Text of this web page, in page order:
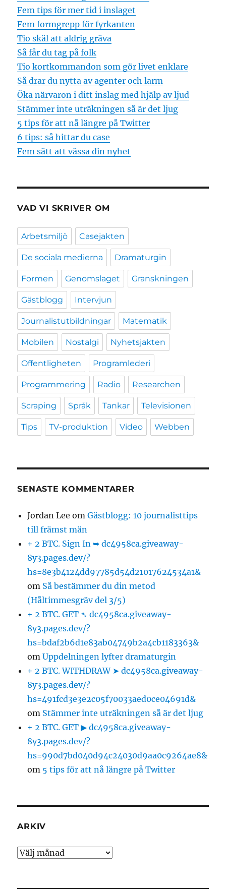
Fem tips för mer tid i inslaget
Fem formgrepp för fyrkanten
Tio skäl att aldrig gräva
Så får du tag på folk
Tio kortkommandon som gör livet enklare
Så drar du nytta av agenter och larm
Öka närvaron i ditt inslag med hjälp av ljud
Stämmer inte uträkningen så är det ljug
5 tips för att nå längre på Twitter
6 tips: så hittar du case
Fem sätt att vässa din nyhet
VAD VI SKRIVER OM
Arbetsmiljö Casejakten
De sociala medierna Dramaturgin
Formen Genomslaget Granskningen
Gästblogg Intervjun
Journalistutbildningar Matematik
Mobilen Nostalgi Nyhetsjakten
Offentligheten Programlederi
Programmering Radio Researchen
Scraping Språk Tankar Televisionen
Tips TV-produktion Video Webben
SENASTE KOMMENTARER
Jordan Lee omGästblogg: 10 journalisttips
till främst män
+ 2 BTC. Sign In ➥ dc4958ca.giveaway-
8y3.pages.dev/?
hs=8e3b4124dd97785d54d21017624534a1&
om Så bestämmer du din metod
(Håltimmesgräv del 3/5)
+ 2 BTC. GET ➴ dc4958ca.giveaway-
8y3.pages.dev/?
hs=bdaf2b6d1e83ab04749b2a4cb1183363&
omUppdelningen lyfter dramaturgin
+ 2 BTC. WITHDRAW ➤ dc4958ca.giveaway-
8y3.pages.dev/?
hs=491fcd3e3e2c05f70033aed0ce04691d&
om Stämmer inte uträkningen så är det ljug
+ 2 BTC. GET ▶ dc4958ca.giveaway-
8y3.pages.dev/?
hs=990d7bd040d94c24030d9aa0c9264ae8&
om 5 tips för att nå längre på Twitter
ARKIV
Arkiv